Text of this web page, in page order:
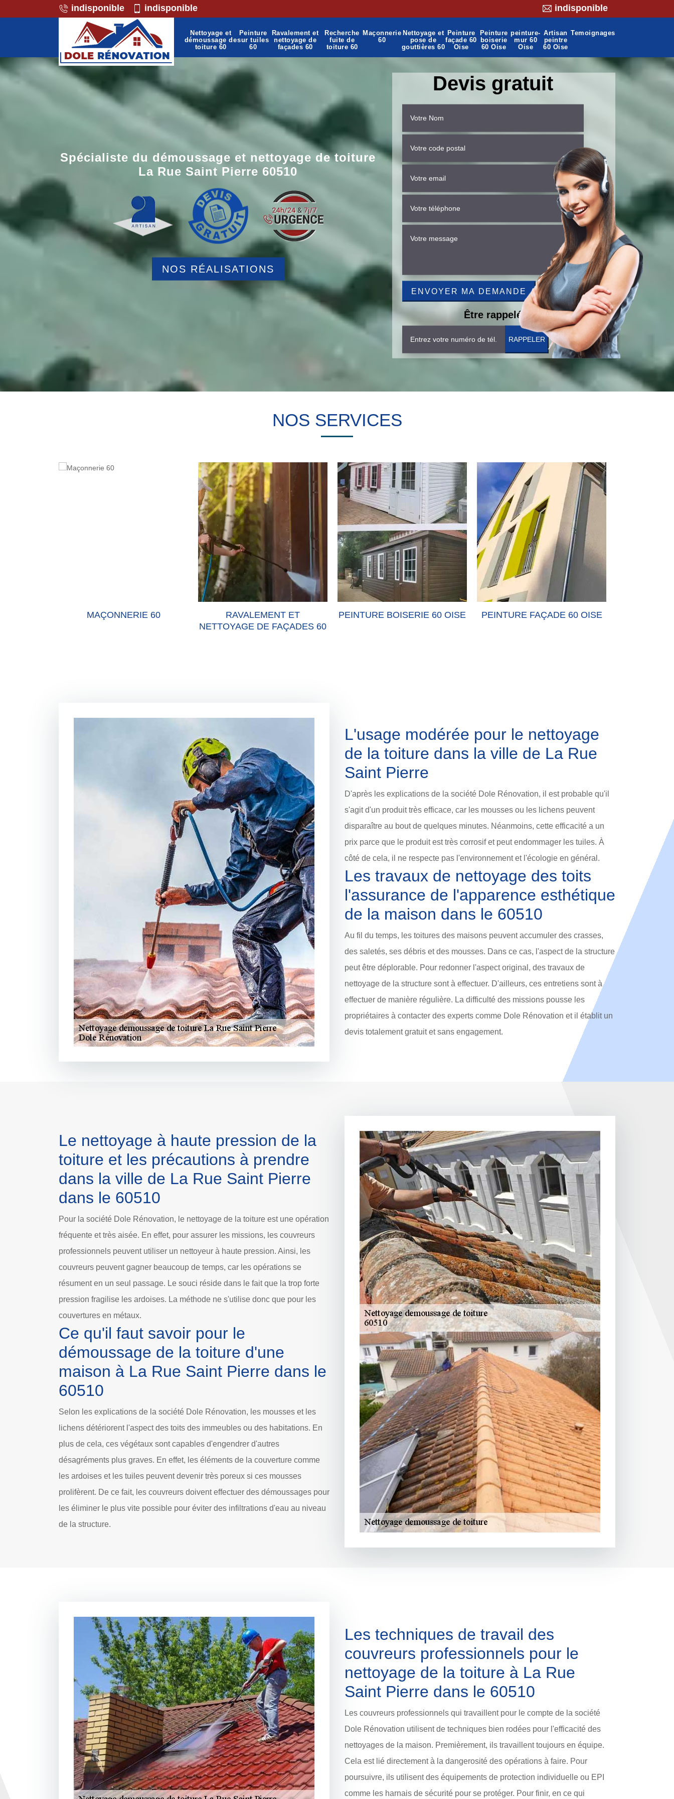
indisponible indisponible indisponible
Nettoyage et
démoussage de
toiture 60
Peinture
sur tuiles
60
Ravalement et
nettoyage de
façades 60
Recherche
fuite de
toiture 60
Maçonnerie
60
Nettoyage et
pose de
gouttières 60
Peinture
façade 60
Oise
Peinture
boiserie
60 Oise
peinture-
mur 60
Oise
Artisan
peintre
60 Oise
Temoignages
Spécialiste du démoussage et nettoyage de toiture
La Rue Saint Pierre 60510
NOS RÉALISATIONS
Devis gratuit
Être rappelé
NOS SERVICES
MAÇONNERIE 60
RAVALEMENT ET
NETTOYAGE DE FAÇADES 60
PEINTURE BOISERIE 60 OISE PEINTURE FAÇADE 60 OISE PEINTURE-MUR 60
L'usage modérée pour le nettoyage
de la toiture dans la ville de La Rue
Saint Pierre
D'après les explications de la société Dole Rénovation, il est probable qu'il
s'agit d'un produit très efficace, car les mousses ou les lichens peuvent
disparaître au bout de quelques minutes. Néanmoins, cette efficacité a un
prix parce que le produit est très corrosif et peut endommager les tuiles. À
côté de cela, il ne respecte pas l'environnement et l'écologie en général.
Les travaux de nettoyage des toits
l'assurance de l'apparence esthétique
de la maison dans le 60510
Au fil du temps, les toitures des maisons peuvent accumuler des crasses,
des saletés, ses débris et des mousses. Dans ce cas, l'aspect de la structure
peut être déplorable. Pour redonner l'aspect original, des travaux de
nettoyage de la structure sont à effectuer. D'ailleurs, ces entretiens sont à
effectuer de manière régulière. La difficulté des missions pousse les
propriétaires à contacter des experts comme Dole Rénovation et il établit un
devis totalement gratuit et sans engagement.
Le nettoyage à haute pression de la
toiture et les précautions à prendre
dans la ville de La Rue Saint Pierre
dans le 60510
Pour la société Dole Rénovation, le nettoyage de la toiture est une opération
fréquente et très aisée. En effet, pour assurer les missions, les couvreurs
professionnels peuvent utiliser un nettoyeur à haute pression. Ainsi, les
couvreurs peuvent gagner beaucoup de temps, car les opérations se
résument en un seul passage. Le souci réside dans le fait que la trop forte
pression fragilise les ardoises. La méthode ne s'utilise donc que pour les
couvertures en métaux.
Ce qu'il faut savoir pour le
démoussage de la toiture d'une
maison à La Rue Saint Pierre dans le
60510
Selon les explications de la société Dole Rénovation, les mousses et les
lichens détériorent l'aspect des toits des immeubles ou des habitations. En
plus de cela, ces végétaux sont capables d'engendrer d'autres
désagréments plus graves. En effet, les éléments de la couverture comme
les ardoises et les tuiles peuvent devenir très poreux si ces mousses
prolifèrent. De ce fait, les couvreurs doivent effectuer des démoussages pour
les éliminer le plus vite possible pour éviter des infiltrations d'eau au niveau
de la structure.
Les techniques de travail des
couvreurs professionnels pour le
nettoyage de la toiture à La Rue
Saint Pierre dans le 60510
Les couvreurs professionnels qui travaillent pour le compte de la société
Dole Rénovation utilisent de techniques bien rodées pour l'efficacité des
nettoyages de la maison. Premièrement, ils travaillent toujours en équipe.
Cela est lié directement à la dangerosité des opérations à faire. Pour
poursuivre, ils utilisent des équipements de protection individuelle ou EPI
comme les harnais de sécurité pour se protéger. Pour finir, en ce qui